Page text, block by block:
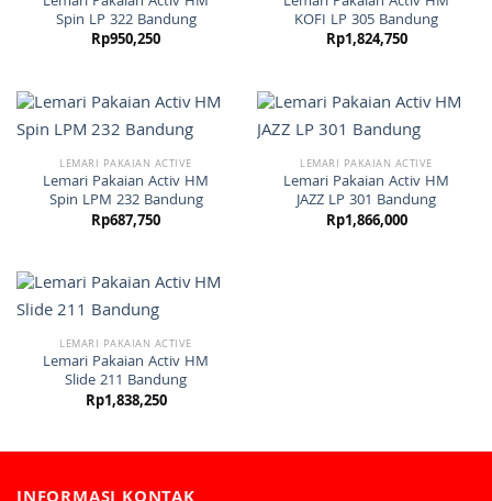
Spin LP 322 Bandung
Rp950,250
KOFI LP 305 Bandung
Rp1,824,750
LEMARI PAKAIAN ACTIVE
Lemari Pakaian Activ HM
Spin LPM 232 Bandung
Rp687,750
LEMARI PAKAIAN ACTIVE
Lemari Pakaian Activ HM
JAZZ LP 301 Bandung
Rp1,866,000
LEMARI PAKAIAN ACTIVE
Lemari Pakaian Activ HM
Slide 211 Bandung
Rp1,838,250